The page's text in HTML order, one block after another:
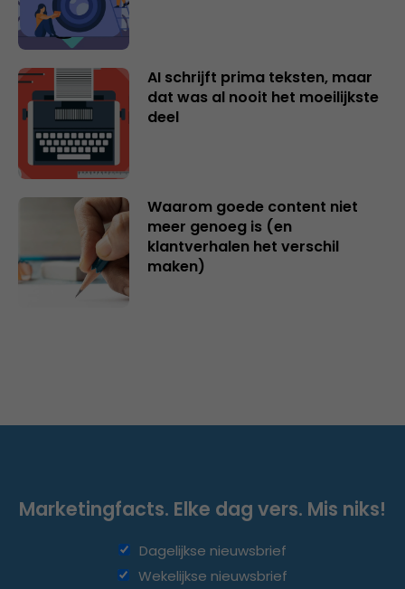
AI schrijft prima teksten, maar
dat was al nooit het moeilijkste
deel
Waarom goede content niet
meer genoeg is (en
klantverhalen het verschil
maken)
Marketingfacts. Elke dag vers. Mis niks!
Dagelijkse nieuwsbrief
Wekelijkse nieuwsbrief